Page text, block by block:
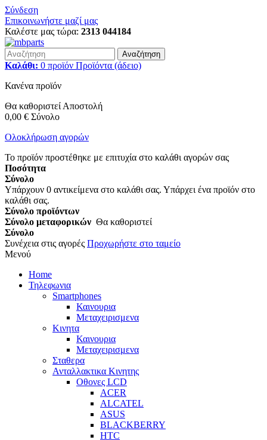
Σύνδεση
Επικοινωνήστε μαζί μας
Καλέστε μας τώρα: 2313 044184
Αναζήτηση
Καλάθι: 0 προϊόν Προϊόντα (άδειο)
Κανένα προϊόν
Θα καθοριστεί Αποστολή
0,00 € Σύνολο
Ολοκλήρωση αγορών
Το προϊόν προστέθηκε με επιτυχία στο καλάθι αγορών σας
Ποσότητα
Σύνολο
Υπάρχουν 0 αντικείμενα στο καλάθι σας. Υπάρχει ένα προϊόν στο
καλάθι σας.
Σύνολο προϊόντων
Σύνολο μεταφορικών Θα καθοριστεί
Σύνολο
Συνέχεια στις αγορές Προχωρήστε στο ταμείο
Μενού
Home
Τηλεφωνια
Smartphones
Καινουρια
Μεταχειρισμενα
Κινητα
Καινουρια
Μεταχειρισμενα
Σταθερα
Ανταλλακτικα Κινητης
Οθονες LCD
ACER
ALCATEL
ASUS
BLACKBERRY
HTC